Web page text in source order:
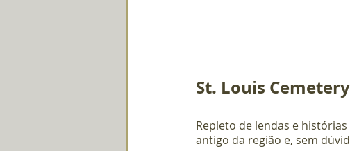
St. Louis
Repleto de lendas e
antigo da região e, sem